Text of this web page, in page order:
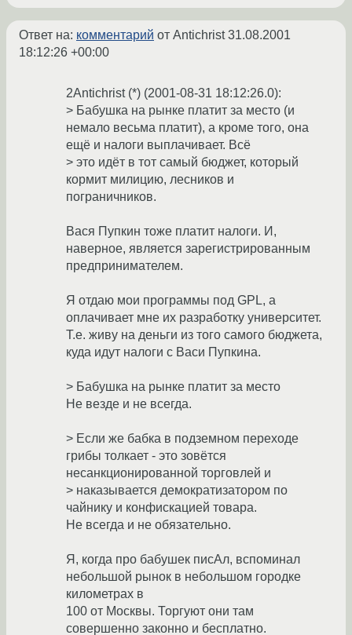
Ответ на: комментарий от Antichrist31.08.2001
18:12:26 +00:00
2Antichrist (*) (2001-08-31 18:12:26.0):
> Бабушка на рынке платит за место (и
немало весьма платит), а кроме того, она
ещё и налоги выплачивает. Всё
> это идёт в тот самый бюджет, который
кормит милицию, лесников и
пограничников.
Вася Пупкин тоже платит налоги. И,
наверное, является зарегистрированным
предпринимателем.
Я отдаю мои программы под GPL, а
оплачивает мне их разработку университет.
Т.е. живу на деньги из того самого бюджета,
куда идут налоги с Васи Пупкина.
> Бабушка на рынке платит за место
Не везде и не всегда.
> Если же бабка в подземном переходе
грибы толкает - это зовётся
несанкционированной торговлей и
> наказывается демократизатором по
чайнику и конфискацией товара.
Не всегда и не обязательно.
Я, когда про бабушек писАл, вспоминал
небольшой рынок в небольшом городке
километрах в
100 от Москвы. Торгуют они там
совершенно законно и бесплатно.